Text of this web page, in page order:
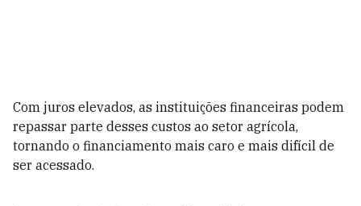
Com juros elevados, as instituições financeiras podem
repassar parte desses custos ao setor agrícola,
tornando o financiamento mais caro e mais difícil de
ser acessado.